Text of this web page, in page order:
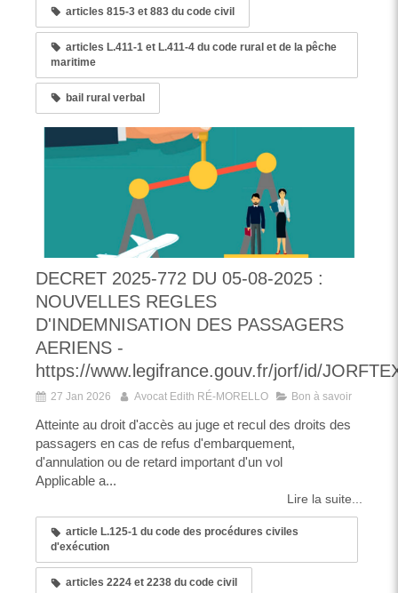
articles 815-3 et 883 du code civil
articles L.411-1 et L.411-4 du code rural et de la pêche
maritime
bail rural verbal
DECRET 2025-772 DU 05-08-2025 :
NOUVELLES REGLES
D'INDEMNISATION DES PASSAGERS
AERIENS -
https://www.legifrance.gouv.fr/jorf/id/
27 Jan 2026 Avocat Edith RÉ-MORELLO Bon à savoir
Atteinte au droit d'accès au juge et recul des droits des
passagers en cas de refus d'embarquement,
d'annulation ou de retard important d'un vol
Applicable a...
Lire la suite...
article L.125-1 du code des procédures civiles
d'exécution
articles 2224 et 2238 du code civil